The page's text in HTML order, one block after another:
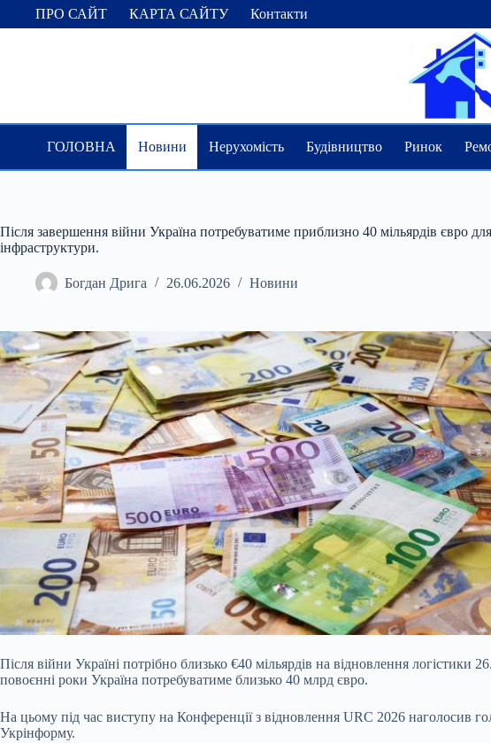
ПерейтиПРО САЙТ КАРТА САЙТУ Контакти
ГОЛОВНА Новини Нерухомість Будівництво Ринок
Після завершення війни Україна потребуватиме приблизно 40 мільярдів євро
інфраструктури.
Богдан Дрига 26.06.2026 Новини
Після війни Україні потрібно близько €40 мільярдів на відновлення
повоєнні роки Україна потребуватиме близько 40 млрд євро.
На цьому під час виступу на Конференції з відновлення URC 2026 наголосив
Укрінформу.